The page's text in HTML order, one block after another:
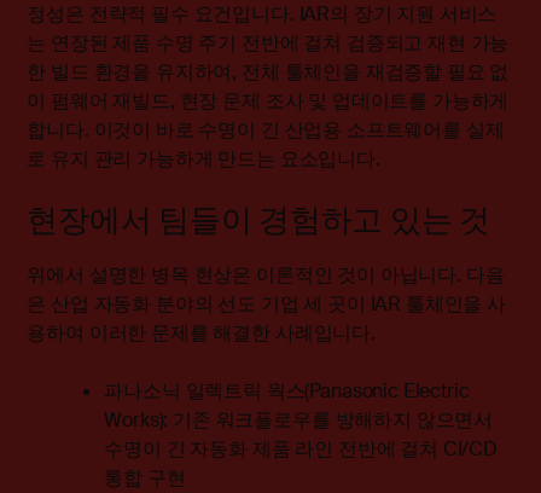
정성은 전략적 필수 요건입니다. IAR의 장기 지원 서비스
는 연장된 제품 수명 주기 전반에 걸쳐 검증되고 재현 가능
한 빌드 환경을 유지하여, 전체 툴체인을 재검증할 필요 없
이 펌웨어 재빌드, 현장 문제 조사 및 업데이트를 가능하게
합니다. 이것이 바로 수명이 긴 산업용 소프트웨어를 실제
로 유지 관리 가능하게 만드는 요소입니다.
현장에서 팀들이 경험하고 있는 것
위에서 설명한 병목 현상은 이론적인 것이 아닙니다. 다음
은 산업 자동화 분야의 선도 기업 세 곳이 IAR 툴체인을 사
용하여 이러한 문제를 해결한 사례입니다.
파나소닉 일렉트릭 웍스(Panasonic Electric
Works): 기존 워크플로우를 방해하지 않으면서
수명이 긴 자동화 제품 라인 전반에 걸쳐 CI/CD
통합 구현